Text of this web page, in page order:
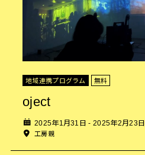
地域連携プログラム 無料
oject
2025年1月31日 - 2025年2月23日
工房親